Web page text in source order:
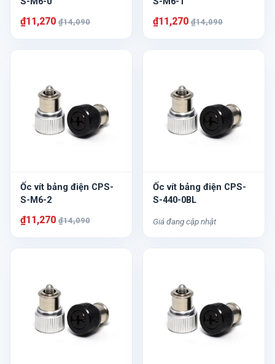
₫11,270 ₫14,090 ₫11,270 ₫14,090
Ốc vít bảng điện CPS-
S-M6-2
₫11,270 ₫14,090
Ốc vít bảng điện CPS-
S-440-0BL
Giá đang cập nhật